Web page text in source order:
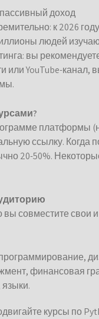
доход
к 2026
людей
вы
или YouTube-
платформы
ссылку. Когда
20-50%.
вы совместите
финансовая
курсы по